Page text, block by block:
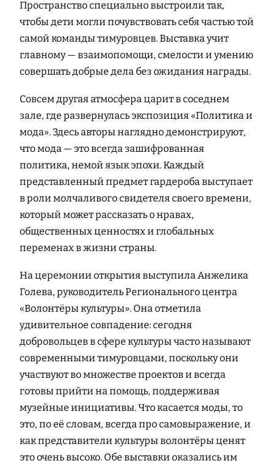
Пространство специально выстроили так,
чтобы дети могли почувствовать себя частью той
самой команды тимуровцев. Выставка учит
главному — взаимопомощи, смелости и умению
совершать добрые дела без ожидания награды.
Совсем другая атмосфера царит в соседнем
зале, где развернулась экспозиция «Политика и
мода». Здесь авторы наглядно демонстрируют,
что мода — это всегда зашифрованная
политика, немой язык эпохи. Каждый
представленный предмет гардероба выступает
в роли молчаливого свидетеля своего времени,
который может рассказать о нравах,
общественных ценностях и глобальных
переменах в жизни страны.
На церемонии открытия выступила Анжелика
Голева, руководитель Регионального центра
«Волонтёры культуры». Она отметила
удивительное совпадение: сегодня
добровольцев в сфере культуры часто называют
современными тимуровцами, поскольку они
участвуют во множестве проектов и всегда
готовы прийти на помощь, поддерживая
музейные инициативы. Что касается моды, то
это, по её словам, всегда про самовыражение, и
как представители культуры волонтёры ценят
это очень высоко. Обе выставки оказались им